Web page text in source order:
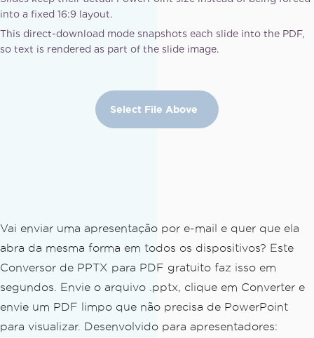
Vai enviar uma apresentação por e-mail e quer que ela
abra da mesma forma em todos os dispositivos? Este
Conversor de PPTX para PDF gratuito faz isso em
segundos. Envie o arquivo .pptx, clique em Converter e
envie um PDF limpo que não precisa de PowerPoint
para visualizar. Desenvolvido para apresentadores: